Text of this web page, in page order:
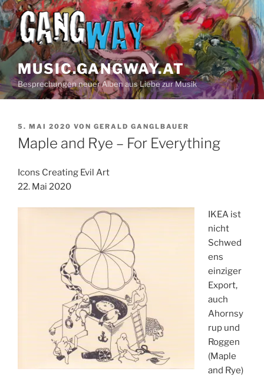
Z
u
m
I
n
h
a
MUSIC.GANGWAY.AT
Besprechungen neuer Alben aus Liebe zur Musik
V
E
R
F
E
5. MAI 2020 VON GERALD GANGLBAUER
Maple and Rye – For Everything
Icons Creating Evil Art
22. Mai 2020
IKEA ist
nicht
Schwed
ens
einziger
Export,
auch
Ahornsy
rup und
Roggen
(Maple
and Rye)